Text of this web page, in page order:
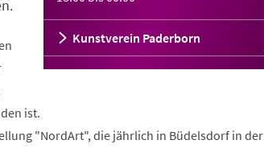
Kunstverein Paderborn
ist.
"NordArt", die jährlich in Büdelsdorf in der